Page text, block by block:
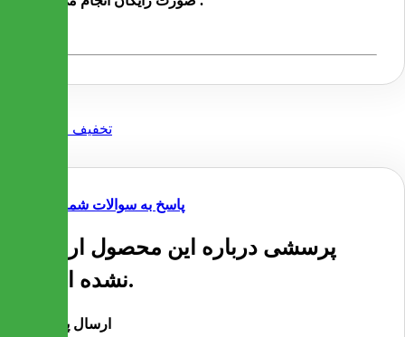
پاسخ به سوالات شما
پرسشی درباره این محصول ارسال
نشده است.
ارسال پرسش